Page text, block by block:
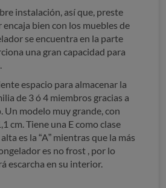
instalación, así que, preste
bien con los muebles de
se encuentra en la parte
una gran capacidad para
espacio para almacenar la
de 3 ó 4 miembros gracias a
Un modelo muy grande, con
cm. Tiene una E como clase
es la “A” mientras que la más
es no frost , por lo
escarcha en su interior.